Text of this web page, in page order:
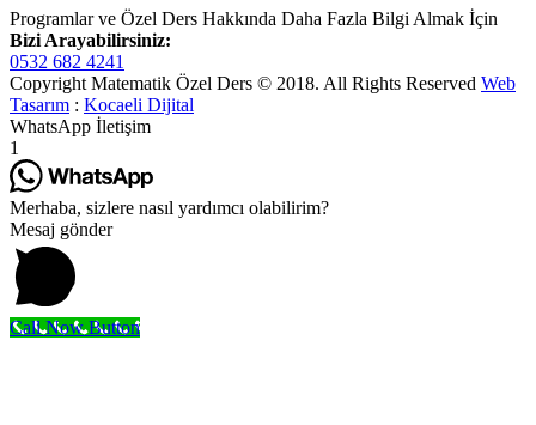
Programlar ve Özel Ders Hakkında Daha Fazla Bilgi Almak İçin
Bizi Arayabilirsiniz:
0532 682 4241
Copyright Matematik Özel Ders © 2018. All Rights Reserved Web
Tasarım : Kocaeli Dijital
WhatsApp İletişim
1
Merhaba, sizlere nasıl yardımcı olabilirim?
Mesaj gönder
Call Now Button